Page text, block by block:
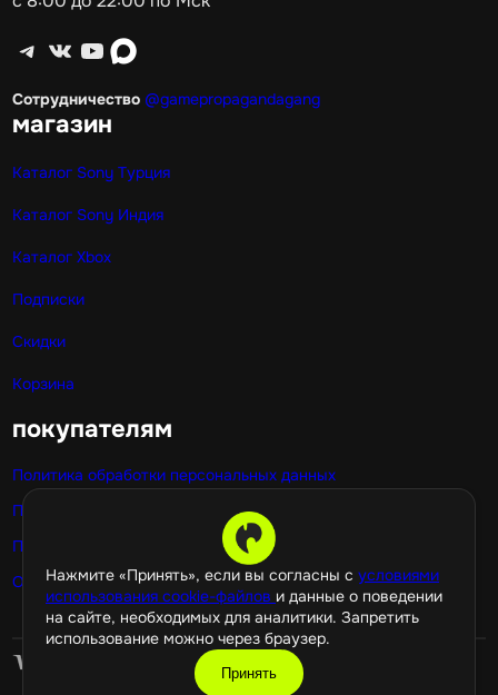
Нажмите «Принять», если вы согласны с условиями
использования cookie-файлов и данные о поведении
на сайте, необходимых для аналитики. Запретить
использование можно через браузер.
Принять
Telegram ВКонтакте YouTube max
Сотрудничество @gamepropagandagang
магазин
Каталог Sony Турция
Каталог Sony Индия
Каталог Xbox
Подписки
Скидки
Корзина
покупателям
Политика обработки персональных данных
Публичная оферта
Политика использования cookie
Оптовые покупки